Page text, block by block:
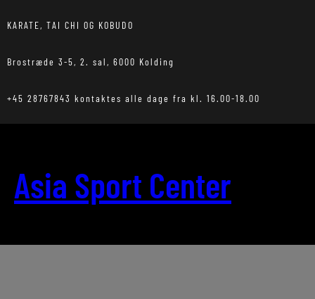
KARATE, TAI CHI OG KOBUDO
Brostræde 3-5, 2. sal, 6000 Kolding
+45 28767843 kontaktes alle dage fra kl. 16.00-18.00
Asia Sport Center